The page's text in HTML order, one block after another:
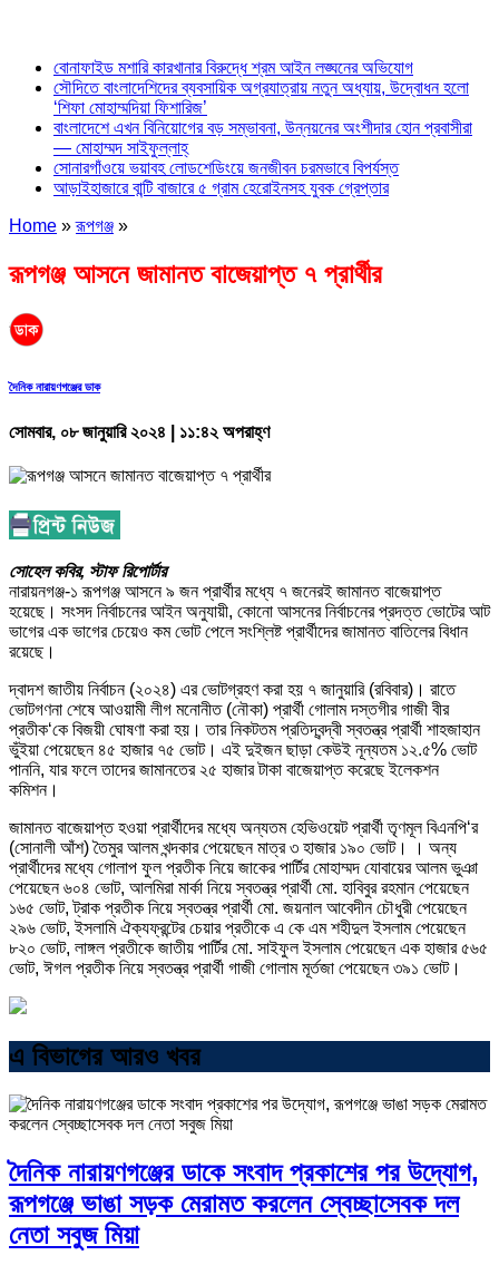
বোনাফাইড মশারি কারখানার বিরুদ্ধে শ্রম আইন লঙ্ঘনের অভিযোগ
সৌদিতে বাংলাদেশিদের ব্যবসায়িক অগ্রযাত্রায় নতুন অধ্যায়, উদ্বোধন হলো
‘শিফা মোহাম্মদিয়া ফিশারিজ’
বাংলাদেশে এখন বিনিয়োগের বড় সম্ভাবনা, উন্নয়নের অংশীদার হোন প্রবাসীরা
— মোহাম্মদ সাইফুল্লাহ্
সোনারগাঁওয়ে ভয়াবহ লোডশেডিংয়ে জনজীবন চরমভাবে বিপর্যস্ত
আড়াইহাজারে বান্টি বাজারে ৫ গ্রাম হেরোইনসহ যুবক গ্রেপ্তার
Home »রূপগঞ্জ »
রূপগঞ্জ আসনে জামানত বাজেয়াপ্ত ৭ প্রার্থীর
দৈনিক নারায়ণগঞ্জের ডাক
সোমবার, ০৮ জানুয়ারি ২০২৪ | ১১:৪২ অপরাহ্ণ
সোহেল কবির, স্টাফ রিপোর্টার
নারায়নগঞ্জ-১ রূপগঞ্জ আসনে ৯ জন প্রার্থীর মধ্যে ৭ জনেরই জামানত বাজেয়াপ্ত
হয়েছে। সংসদ নির্বাচনের আইন অনুযায়ী, কোনো আসনের নির্বাচনের প্রদত্ত ভোটের আট
ভাগের এক ভাগের চেয়েও কম ভোট পেলে সংশ্লিষ্ট প্রার্থীদের জামানত বাতিলের বিধান
রয়েছে।
দ্বাদশ জাতীয় নির্বাচন (২০২৪) এর ভোটগ্রহণ করা হয় ৭ জানুয়ারি (রবিবার)। রাতে
ভোটগণনা শেষে আওয়ামী লীগ মনোনীত (নৌকা) প্রার্থী গোলাম দস্তগীর গাজী বীর
প্রতীক‘কে বিজয়ী ঘোষণা করা হয়। তার নিকটতম প্রতিদ্বন্দ্বী স্বতন্ত্র প্রার্থী শাহজাহান
ভুঁইয়া পেয়েছেন ৪৫ হাজার ৭৫ ভোট। এই দুইজন ছাড়া কেউই নূন্যতম ১২.৫% ভোট
পাননি, যার ফলে তাদের জামানতের ২৫ হাজার টাকা বাজেয়াপ্ত করেছে ইলেকশন
কমিশন।
জামানত বাজেয়াপ্ত হওয়া প্রার্থীদের মধ্যে অন্যতম হেভিওয়েট প্রার্থী তৃণমূল বিএনপি‘র
(সোনালী আঁশ) তৈমুর আলম খন্দকার পেয়েছেন মাত্র ৩ হাজার ১৯০ ভোট। । অন্য
প্রার্থীদের মধ্যে গোলাপ ফুল প্রতীক নিয়ে জাকের পার্টির মোহাম্মদ যোবায়ের আলম ভুঞা
পেয়েছেন ৬০৪ ভোট, আলমিরা মার্কা নিয়ে স্বতন্ত্র প্রার্থী মো. হাবিবুর রহমান পেয়েছেন
১৬৫ ভোট, ট্রাক প্রতীক নিয়ে স্বতন্ত্র প্রার্থী মো. জয়নাল আবেদীন চৌধুরী পেয়েছেন
২৯৬ ভোট, ইসলামি ঐক্যফ্রন্টের চেয়ার প্রতীকে এ কে এম শহীদুল ইসলাম পেয়েছেন
৮২০ ভোট, লাঙ্গল প্রতীকে জাতীয় পার্টির মো. সাইফুল ইসলাম পেয়েছেন এক হাজার ৫৬৫
ভোট, ঈগল প্রতীক নিয়ে স্বতন্ত্র প্রার্থী গাজী গোলাম মূর্তজা পেয়েছেন ৩৯১ ভোট।
এ বিভাগের আরও খবর
দৈনিক নারায়ণগঞ্জের ডাকে সংবাদ প্রকাশের পর উদ্যোগ,
রূপগঞ্জে ভাঙা সড়ক মেরামত করলেন স্বেচ্ছাসেবক দল
নেতা সবুজ মিয়া